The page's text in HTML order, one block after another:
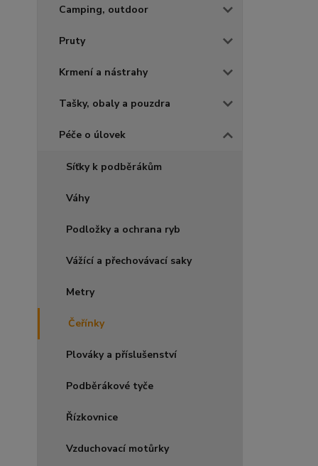
Camping, outdoor
Pruty
Krmení a nástrahy
Tašky, obaly a pouzdra
Péče o úlovek
Síťky k podběrákům
Váhy
Podložky a ochrana ryb
Vážící a přechovávací saky
Metry
Čeřínky
Plováky a příslušenství
Podběrákové tyče
Řízkovnice
Vzduchovací motůrky